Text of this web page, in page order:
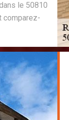
le 50810
comparez-